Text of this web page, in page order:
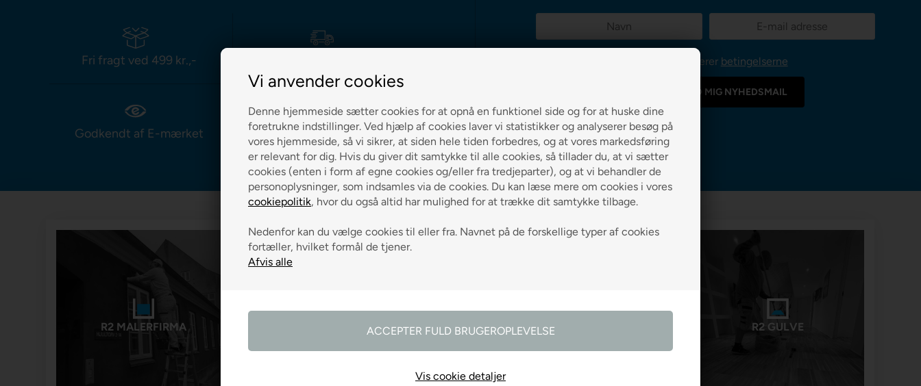
Vi anvender cookies
Denne hjemmeside sætter cookies for at opnå en funktionel side og for at huske dine
foretrukne indstillinger. Ved hjælp af cookies laver vi statistikker og analyserer besøg på
vores hjemmeside, så vi sikrer, at siden hele tiden forbedres, og at vores markedsføring
er relevant for dig. Hvis du giver dit samtykke til alle cookies, så tillader du, at vi sætter
cookies (enten i form af egne cookies og/eller fra tredjeparter), og at vi behandler de
personoplysninger, som indsamles via de cookies. Du kan læse mere om cookies i vores
cookiepolitik, hvor du også altid har mulighed for at trække dit samtykke tilbage.
Nedenfor kan du vælge cookies til eller fra. Navnet på de forskellige typer af cookies
fortæller, hvilket formål de tjener.
Vis cookie detaljer
Fri fragt ved 499 kr.,-
Godkendt af E-mærket Prismatch på alle varer
Jeg accepterer betingelserne
R2 MALERFIRMA R2 FARVEHANDEL R2 GARDINER R2 GULVE